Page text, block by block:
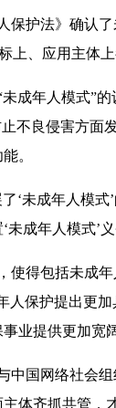
护法》确认了
上、应用主体
年人模式”的
不良侵害方
。
未成年人模式
成年人模式’
得包括未成年
人保护提出更
业提供更加宽
国网络社会组
体齐抓共管，